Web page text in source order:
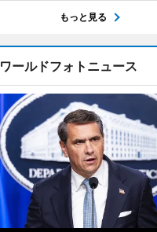
もっと見る
ワールドフォトニュース